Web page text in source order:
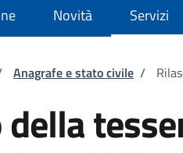
Novità Servizi
pane
Anagrafe e stato civile /
della